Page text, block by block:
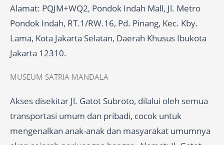
Alamat: PQJM+WQ2, Pondok Indah Mall, Jl. Metro
Pondok Indah, RT.1/RW.16, Pd. Pinang, Kec. Kby.
Lama, Kota Jakarta Selatan, Daerah Khusus Ibukota
Jakarta 12310.
MUSEUM SATRIA MANDALA
Akses disekitar Jl. Gatot Subroto, dilalui oleh semua
transportasi umum dan pribadi, cocok untuk
mengenalkan anak-anak dan masyarakat umumnya